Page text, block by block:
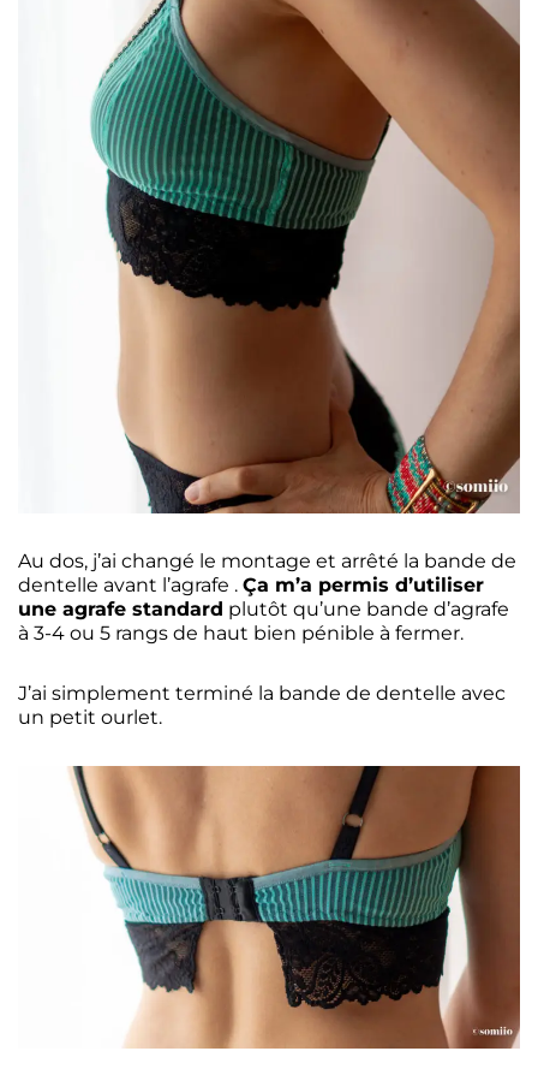
Au dos, j’ai changé le montage et arrêté la bande de
dentelle avant l’agrafe . Ça m’a permis d’utiliser
une agrafe standard plutôt qu’une bande d’agrafe
à 3-4 ou 5 rangs de haut bien pénible à fermer.
J’ai simplement terminé la bande de dentelle avec
un petit ourlet.